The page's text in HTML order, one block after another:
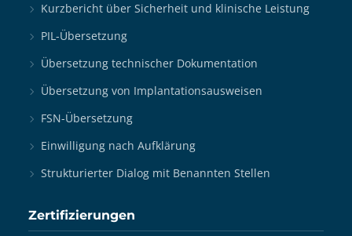
Kurzbericht über Sicherheit und klinische Leistung
PIL-Übersetzung
Übersetzung technischer Dokumentation
Übersetzung von Implantationsausweisen
FSN-Übersetzung
Einwilligung nach Aufklärung
Strukturierter Dialog mit Benannten Stellen
Zertifizierungen